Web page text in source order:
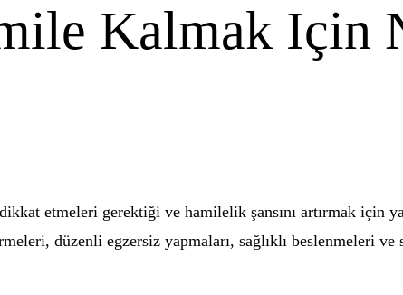
Kalmak Için
etmeleri gerektiği ve hamilelik şansını artırmak için
düzenli egzersiz yapmaları, sağlıklı beslenmeleri